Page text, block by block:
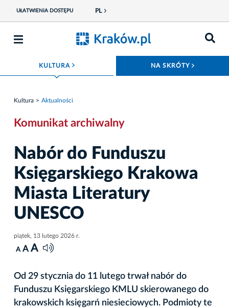
UŁATWIENIA DOSTĘPU PL
KULTURA ROZWIŃ MENU NA SKRÓTY
Kultura Aktualności
Komunikat archiwalny
Nabór do Funduszu
Księgarskiego Krakowa
Miasta Literatury
UNESCO
piątek, 13 lutego 2026 r.
A A A
Od 29 stycznia do 11 lutego trwał nabór do
Funduszu Księgarskiego KMLU skierowanego do
krakowskich księgarń niesieciowych. Podmioty te